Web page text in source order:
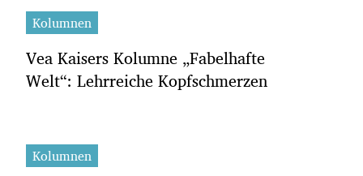
Kolumnen
Vea Kaisers Kolumne „Fabelhafte
Welt“: Lehrreiche Kopfschmerzen
Kolumnen